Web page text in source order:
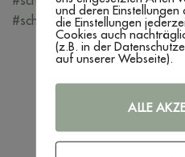
und deren
die Einstellungen
Cookies auch
(z.B. in der
auf unserer Webseite).
ALLE